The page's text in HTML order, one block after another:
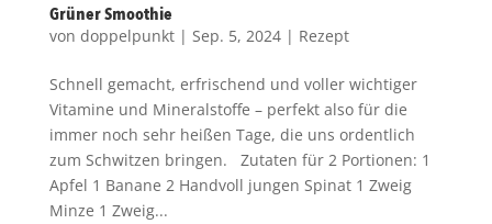
Grüner Smoothie
von doppelpunkt| Sep. 5, 2024| Rezept
Schnell gemacht, erfrischend und voller wichtiger
Vitamine und Mineralstoffe – perfekt also für die
immer noch sehr heißen Tage, die uns ordentlich
zum Schwitzen bringen. Zutaten für 2 Portionen: 1
Apfel 1 Banane 2 Handvoll jungen Spinat 1 Zweig
Minze 1 Zweig...